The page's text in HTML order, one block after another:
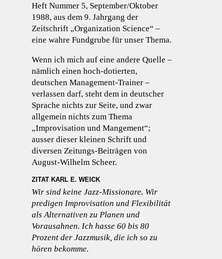
Heft Nummer 5, September/Oktober
1988, aus dem 9. Jahrgang der
Zeitschrift „Organization Science“ –
eine wahre Fundgrube für unser Thema.
Wenn ich mich auf eine andere Quelle –
nämlich einen hoch-dotierten,
deutschen Management-Trainer –
verlassen darf, steht dem in deutscher
Sprache nichts zur Seite, und zwar
allgemein nichts zum Thema
„Improvisation und Mangement“;
ausser dieser kleinen Schrift und
diversen Zeitungs-Beiträgen von
August-Wilhelm Scheer.
ZITAT KARL E. WEICK
Wir sind keine Jazz-Missionare. Wir
predigen Improvisation und Flexibilität
als Alternativen zu Planen und
Vorausahnen. Ich hasse 60 bis 80
Prozent der Jazzmusik, die ich so zu
hören bekomme.